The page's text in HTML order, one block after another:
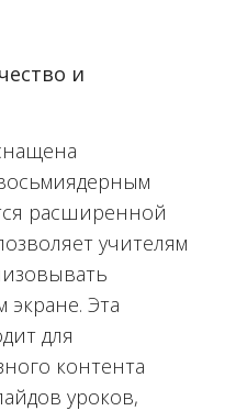
и
расширенной
учителям
экране. Эта
для
контента
уроков,